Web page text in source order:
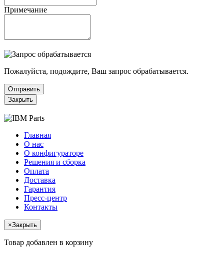
Примечание
Пожалуйста, подождите, Ваш запрос обрабатывается.
Отправить
Закрыть
Главная
О нас
О конфигураторе
Решения и сборка
Оплата
Доставка
Гарантия
Пресс-центр
Контакты
×Закрыть
Товар добавлен в корзину